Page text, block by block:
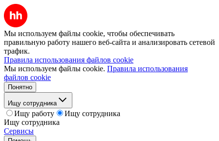
Мы используем файлы cookie, чтобы обеспечивать
правильную работу нашего веб-сайта и анализировать сетевой
трафик.
Правила использования файлов cookie
Мы используем файлы cookie. Правила использования
файлов cookie
Понятно
Ищу сотрудника
Ищу работу
Ищу сотрудника
Ищу сотрудника
Сервисы